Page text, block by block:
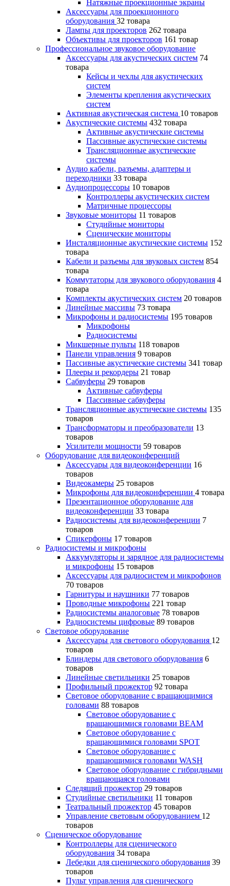
Натяжные проекционные экраны
Аксессуары для проекционного
оборудования 32 товара
Лампы для проекторов 262 товара
Объективы для проекторов 161 товар
Профессиональное звуковое оборудование
Аксессуары для акустических систем 74
товара
Кейсы и чехлы для акустических
систем
Элементы крепления акустических
систем
Активная акустическая система 10 товаров
Акустические системы 432 товара
Активные акустические системы
Пассивные акустические системы
Трансляционные акустические
системы
Аудио кабели, разъемы, адаптеры и
переходники 33 товара
Аудиопроцессоры 10 товаров
Контроллеры акустических систем
Матричные процессоры
Звуковые мониторы 11 товаров
Студийные мониторы
Сценические мониторы
Инсталяционные акустические системы 152
товара
Кабели и разъемы для звуковых систем 854
товара
Коммутаторы для звукового оборудования 4
товара
Комплекты акустических систем 20 товаров
Линейные массивы 73 товара
Микрофоны и радиосистемы 195 товаров
Микрофоны
Радиосистемы
Микшерные пульты 118 товаров
Панели управления 9 товаров
Пассивные акустические системы 341 товар
Плееры и рекордеры 21 товар
Сабвуферы 29 товаров
Активные сабвуферы
Пассивные сабвуферы
Трансляционные акустические системы 135
товаров
Трансформаторы и преобразователи 13
товаров
Усилители мощности 59 товаров
Оборудование для видеоконференций
Аксессуары для видеоконференции 16
товаров
Видеокамеры 25 товаров
Микрофоны для видеоконференции 4 товара
Презентационное оборудование для
видеоконференции 33 товара
Радиосистемы для видеоконференции 7
товаров
Спикерфоны 17 товаров
Радиосистемы и микрофоны
Аккумуляторы и зарядное для радиосистемы
и микрофоны 15 товаров
Аксессуары для радиосистем и микрофонов
70 товаров
Гарнитуры и наушники 77 товаров
Проводные микрофоны 221 товар
Радиосистемы аналоговые 78 товаров
Радиосистемы цифровые 89 товаров
Световое оборудование
Аксессуары для светового оборудования 12
товаров
Блиндеры для светового оборудования 6
товаров
Линейные светильники 25 товаров
Профильный прожектор 92 товара
Световое оборудование с вращающимися
головами 88 товаров
Световое оборудование с
вращающимися головами BEAM
Световое оборудование с
вращающимися головами SPOT
Световое оборудование с
вращающимися головами WASH
Световое оборудование с гибридными
вращающаяся головами
Следящий прожектор 29 товаров
Студийные светильники 11 товаров
Театральный прожектор 45 товаров
Управление световым оборудованием 12
товаров
Сценическое оборудование
Контроллеры для сценического
оборудования 34 товара
Лебедки для сценического оборудования 39
товаров
Пульт управления для сценического